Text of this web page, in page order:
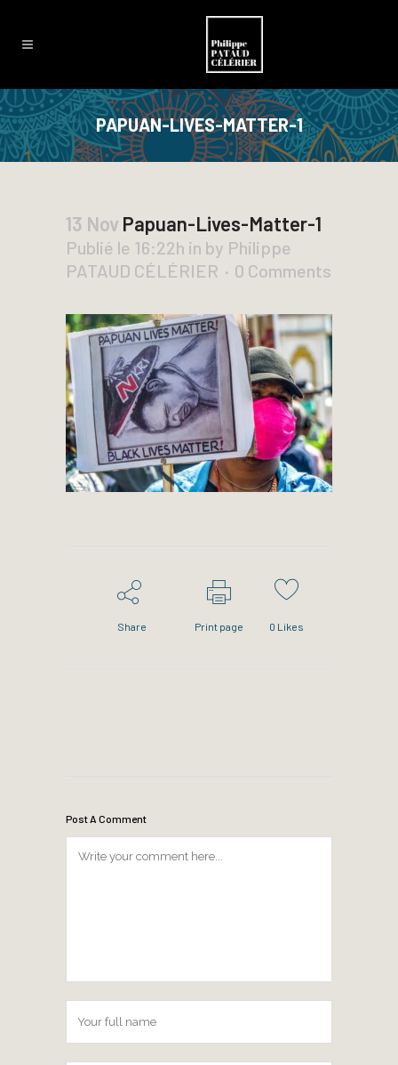
PAPUAN-LIVES-MATTER-1
13 Nov Papuan-Lives-Matter-1
Publié le 16:22h in by Philippe
PATAUD CÉLÉRIER
0 Comments
Share Print page 0 Likes
Post A Comment